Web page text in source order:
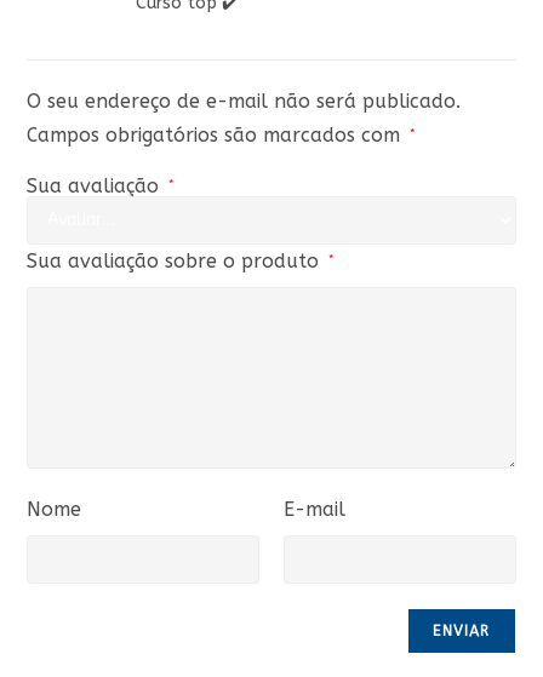
O seu endereço de e-mail não será publicado.
Campos obrigatórios são marcados com
*
Sua avaliação *
Sua avaliação sobre o produto *
Nome E-mail